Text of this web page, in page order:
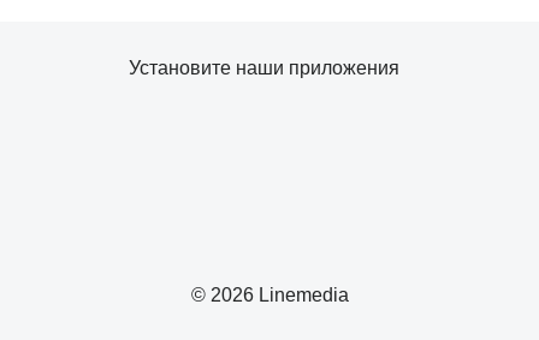
© 2026 Linemedia
Установите наши приложения